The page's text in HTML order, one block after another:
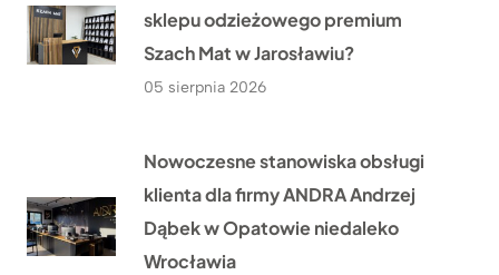
sklepu odzieżowego premium
Szach Mat w Jarosławiu?
05 sierpnia 2026
Nowoczesne stanowiska obsługi
klienta dla firmy ANDRA Andrzej
Dąbek w Opatowie niedaleko
Wrocławia